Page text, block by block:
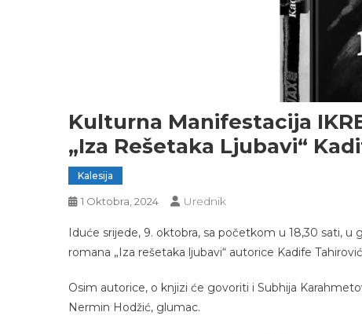
Kulturna Manifestacija
„Iza Rešetaka Ljubavi“
Kalesija
1 Oktobra, 2024 Urednik
Iduće srijede, 9. oktobra, sa početkom u 18,30 sati,
romana „Iza rešetaka ljubavi“ autorice Kadife
Osim autorice, o knjizi će govoriti i Subhija
Nermin Hodžić, glumac.